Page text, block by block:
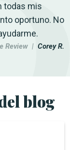
todas mis
oportuno. No
Review | Corey R.
blog